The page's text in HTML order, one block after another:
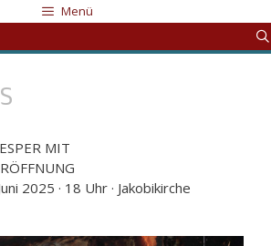
Menü
MIT
2025 · 18 Uhr · Jakobikirche